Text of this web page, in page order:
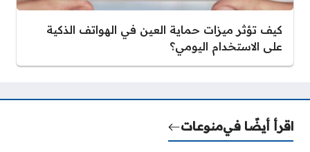
كيف تؤثر ميزات حماية العين في الهواتف الذكية
على الاستخدام اليومي؟
اقرأ أيضًا فيمنوعات